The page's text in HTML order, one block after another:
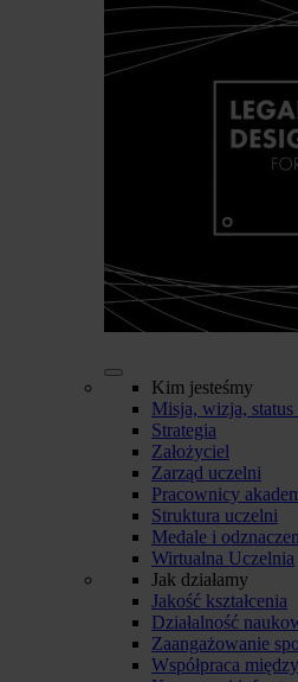
Kim jesteśmy
Misja, wizja, status
Strategia
Założyciel
Zarząd uczelni
Pracownicy
Struktura uczelni
Medale i
Wirtualna Uczelnia
Jak działamy
Jakość kształcenia
Działalność
Zaangażowanie
Współpraca